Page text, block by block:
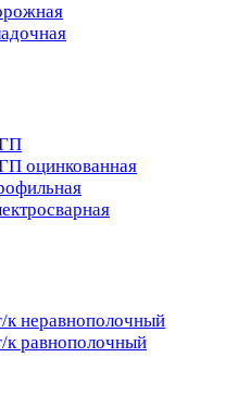
оцинкованная
к неравнополочный
к равнополочный